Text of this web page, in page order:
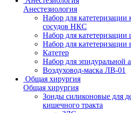
Анестезиология
Набор для
сосудов НКС
Набор для
Набор для
Катетер
Набор для эпидуральной
Воздуховод-маска ЛВ-01
Общая хирургия
Общая хирургия
Зонды силиконовые для
кишечного тракта